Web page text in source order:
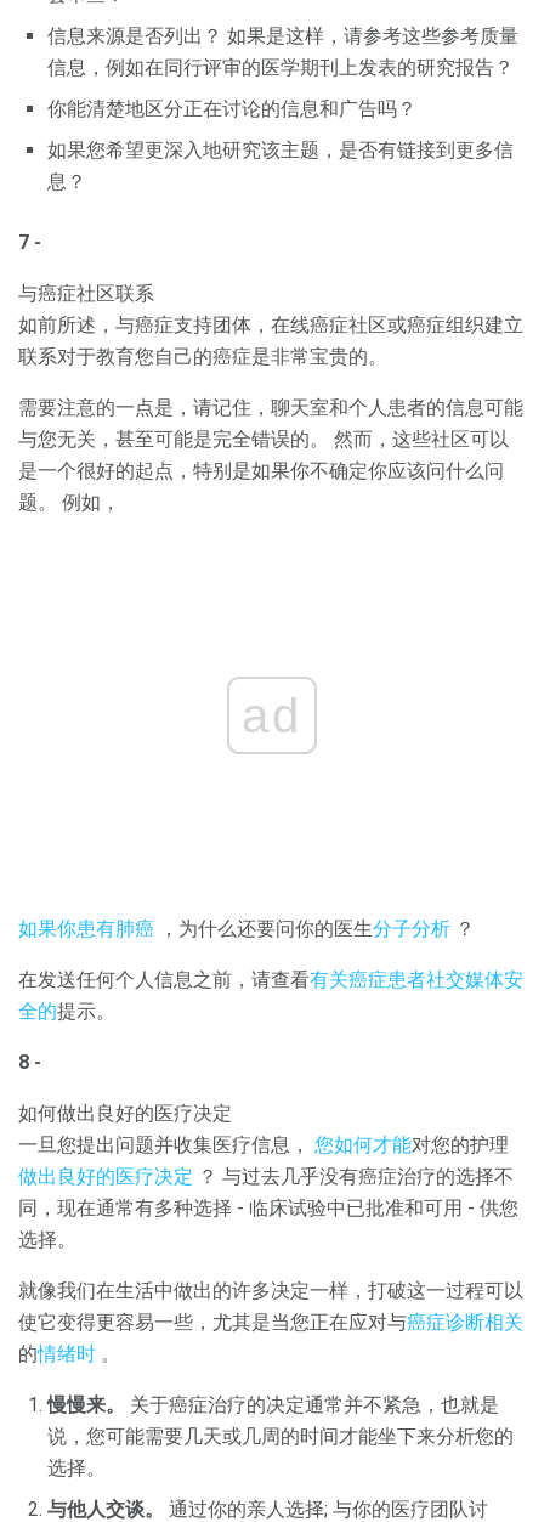
信息来源是否列出？ 如果是这样，请参考这些参考质量
信息，例如在同行评审的医学期刊上发表的研究报告？
你能清楚地区分正在讨论的信息和广告吗？
如果您希望更深入地研究该主题，是否有链接到更多信
息？
7 -
与癌症社区联系
如前所述，与癌症支持团体，在线癌症社区或癌症组织建立
联系对于教育您自己的癌症是非常宝贵的。
需要注意的一点是，请记住，聊天室和个人患者的信息可能
与您无关，甚至可能是完全错误的。 然而，这些社区可以
是一个很好的起点，特别是如果你不确定你应该问什么问
题。 例如，
ad
如果你患有肺癌 ，为什么还要问你的医生分子分析 ？
在发送任何个人信息之前，请查看有关癌症患者社交媒体安
全的提示。
8 -
如何做出良好的医疗决定
一旦您提出问题并收集医疗信息， 您如何才能对您的护理
做出良好的医疗决定 ？ 与过去几乎没有癌症治疗的选择不
同，现在通常有多种选择 - 临床试验中已批准和可用 - 供您
选择。
就像我们在生活中做出的许多决定一样，打破这一过程可以
使它变得更容易一些，尤其是当您正在应对与癌症诊断相关
的情绪时 。
慢慢来。
关于癌症治疗的决定通常并不紧急，也就是
说，您可能需要几天或几周的时间才能坐下来分析您的
选择。
与他人交谈。
通过你的亲人选择; 与你的医疗团队讨